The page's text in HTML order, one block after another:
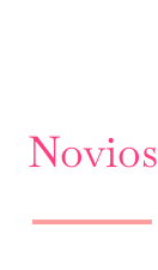
Novios